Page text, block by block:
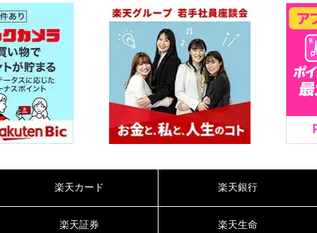
楽天カード 楽天銀行
楽天証券 楽天生命